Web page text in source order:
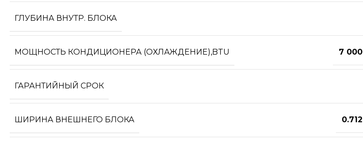
ГЛУБИНА ВНУТР. БЛОКА
МОЩНОСТЬ КОНДИЦИОНЕРА (ОХЛАЖДЕНИЕ),BTU 7 000
ГАРАНТИЙНЫЙ СРОК
ШИРИНА ВНЕШНЕГО БЛОКА 0.712